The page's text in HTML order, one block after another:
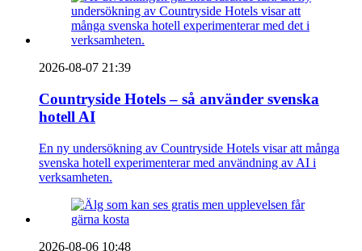
2026-08-07 21:39
Countryside Hotels – så använder svenska
hotell AI
En ny undersökning av Countryside Hotels visar att många
svenska hotell experimenterar med användning av AI i
verksamheten.
2026-08-06 10:48